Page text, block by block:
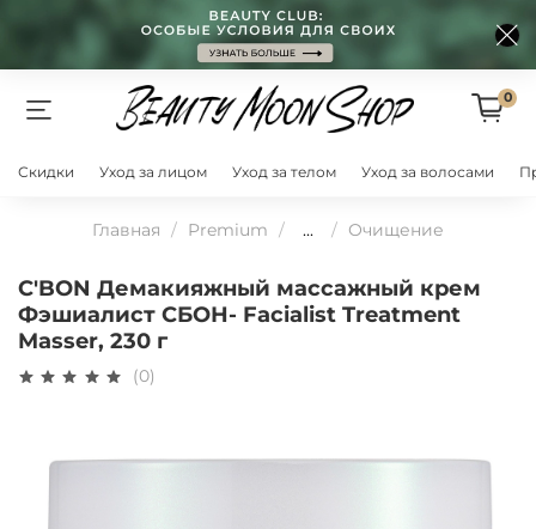
0
Скидки Уход за лицом Уход за телом Уход за волосами
Главная Premium ... Очищение
C'BON Демакияжный массажный крем
Фэшиалист СБОН- Facialist Treatment
Masser, 230 г
(0)